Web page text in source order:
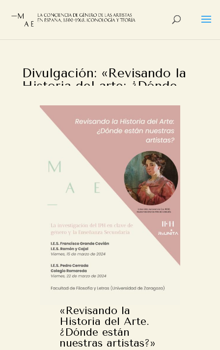
Divulgación: «Revisando la
Historia del arte: ¿Dónde
Alberto Castan
«Revisando la
Historia del Arte.
¿Dónde están
nuestras artistas?»